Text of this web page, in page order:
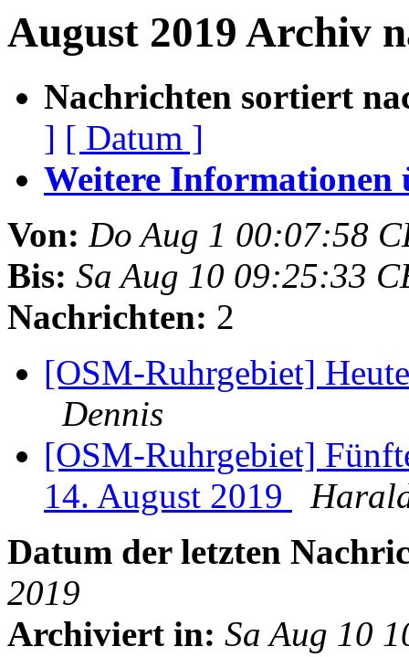
August 2019 Archiv
Nachrichten sortiert
] [ Datum ]
Weitere Informationen
Von: Do Aug 1 00:07:58
Bis: Sa Aug 10 09:25:33
Nachrichten: 2
[OSM-Ruhrgebiet]
Dennis
[OSM-Ruhrgebiet]
14. August 2019
Datum der letzten
2019
Archiviert in: Sa Aug 10